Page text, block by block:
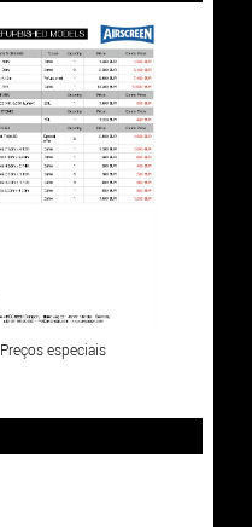
Preços especiais